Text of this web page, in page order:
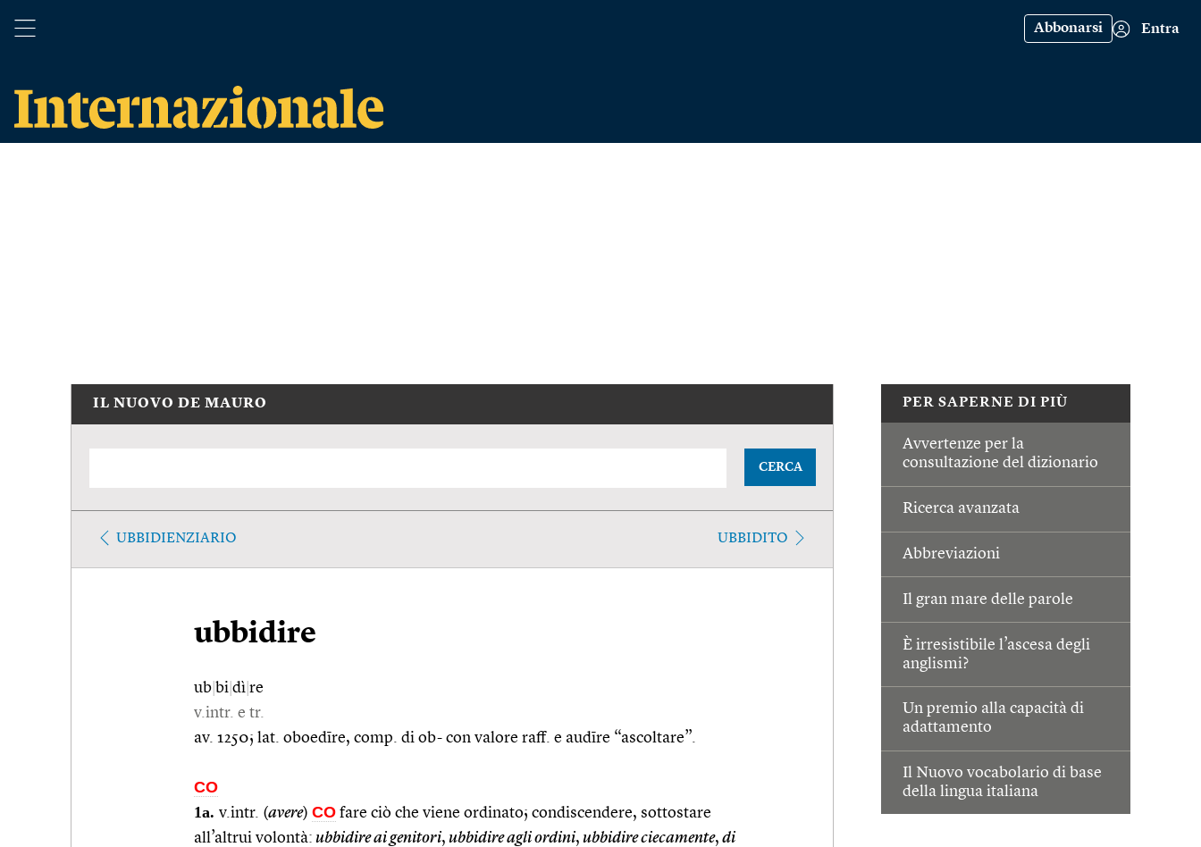
Abbonarsi Entra
PER SAPERNE DI PIÙ
Avvertenze per la
consultazione del dizionario
Ricerca avanzata
Abbreviazioni
Il gran mare delle parole
È irresistibile l’ascesa degli
anglismi?
Un premio alla capacità di
adattamento
Il Nuovo vocabolario di base
della lingua italiana
IL NUOVO DE MAURO
CERCA
UBBIDIENZIARIO UBBIDITO
ubbidire
ub bi dì re
v.intr. e tr.
av. 1250; lat. oboedīre, comp. di ob- con valore raff. e audīre “ascoltare”.
CO
1a. v.intr. (avere) CO fare ciò che viene ordinato; condiscendere, sottostare
all’altrui volontà: ubbidire ai genitori, ubbidire agli ordini, ubbidire ciecamente, di